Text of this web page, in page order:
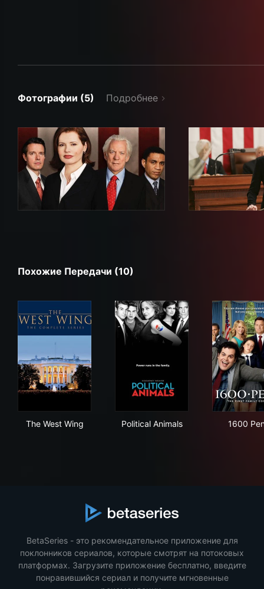
Фотографии (5) Подробнее
Похожие Передачи (10)
The West Wing Political Animals 1600
BetaSeries - это рекомендательное приложение для
поклонников сериалов, которые смотрят на потоковых
платформах. Загрузите приложение бесплатно, введите
понравившийся сериал и получите мгновенные